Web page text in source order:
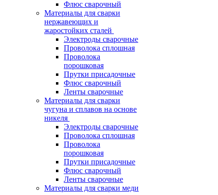
Флюс сварочный
Материалы для сварки
нержавеющих и
жаростойких сталей
Электроды сварочные
Проволока сплошная
Проволока
порошковая
Прутки присадочные
Флюс сварочный
Ленты сварочные
Материалы для сварки
чугуна и сплавов на основе
никеля
Электроды сварочные
Проволока сплошная
Проволока
порошковая
Прутки присадочные
Флюс сварочный
Ленты сварочные
Материалы для сварки меди